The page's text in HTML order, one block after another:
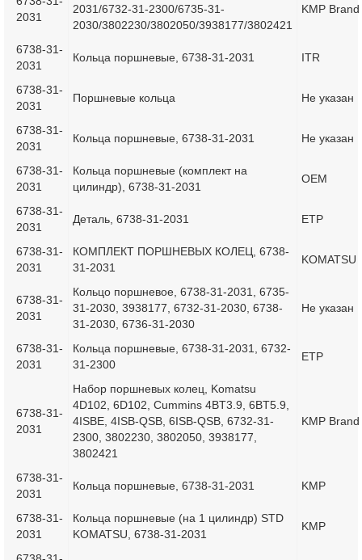
2031
2031/6732-31-2300/6735-31-
2030/3802230/3802050/3938177/3802421
KMP Brand
6738-31-
2031
Кольца поршневые, 6738-31-2031 ITR
6738-31-
2031
Поршневые кольца Не указан
6738-31-
2031
Кольца поршневые, 6738-31-2031 Не указан
6738-31-
2031
Кольца поршневые (комплект на
цилиндр), 6738-31-2031
OEM
6738-31-
2031
Деталь, 6738-31-2031 ETP
6738-31-
2031
КОМПЛЕКТ ПОРШНЕВЫХ КОЛЕЦ, 6738-
31-2031
KOMATSU
6738-31-
2031
Кольцо поршневое, 6738-31-2031, 6735-
31-2030, 3938177, 6732-31-2030, 6738-
31-2030, 6736-31-2030
Не указан
6738-31-
2031
Кольца поршневые, 6738-31-2031, 6732-
31-2300
ETP
6738-31-
2031
Набор поршневых колец, Komatsu
4D102, 6D102, Cummins 4BT3.9, 6BT5.9,
4ISBE, 4ISB-QSB, 6ISB-QSB, 6732-31-
2300, 3802230, 3802050, 3938177,
3802421
KMP Brand
6738-31-
2031
Кольца поршневые, 6738-31-2031 KMP
6738-31-
2031
Кольца поршневые (на 1 цилиндр) STD
KOMATSU, 6738-31-2031
KMP